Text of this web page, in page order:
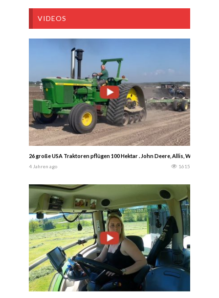
VIDEOS
26 große USA Traktoren pflügen 100 Hektar . John Deere, Allis, White
4 Jahren ago 1615